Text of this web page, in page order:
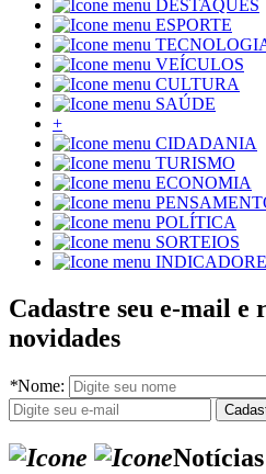
DESTAQUES
ESPORTE
VEÍCULOS
CULTURA
SAÚDE
+
CIDADANIA
TURISMO
ECONOMIA
POLÍTICA
SORTEIOS
Cadastre seu e-mail e
novidades
*Nome:
Notícias